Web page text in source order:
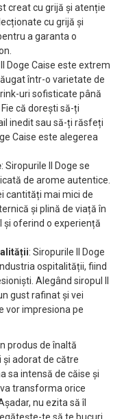
creat cu grijă și atenție
cu grijă și
a garanta o
Doge Caise este extrem
într-o varietate de
uri sofisticate până
că dorești să-ți
inedit sau să-ți răsfeți
Caise este alegerea
: Siropurile Il Doge se
de arome autentice.
cantități mai mici de
și plină de viață în
și oferind o experiență
: Siropurile Il Doge
ospitalității, fiind
Alegând siropul Il
gust rafinat și vei
vor impresiona pe
produs de înaltă
adorat de către
sa intensă de căise și
transforma orice
nu ezita să îl